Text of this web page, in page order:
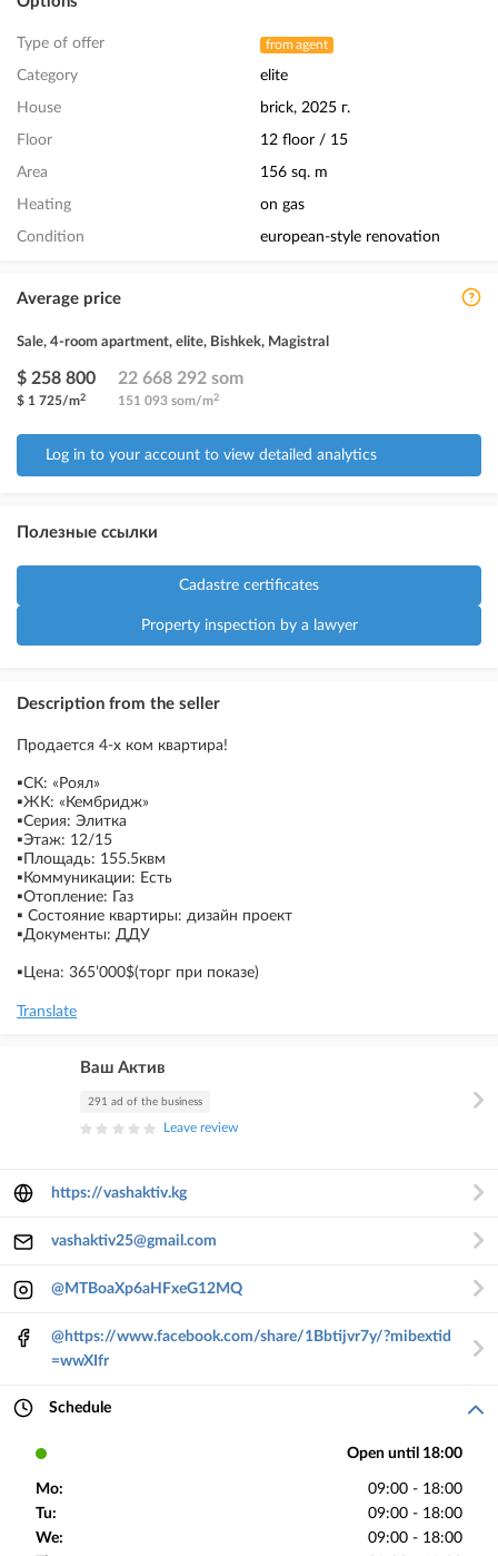
Type of offer from agent
Category elite
House brick, 2025 г.
Floor 12 floor / 15
Area 156 sq. m
Heating on gas
Condition european-style renovation
Average price
Sale, 4-room apartment, elite, Bishkek, Magistral
$ 258 800
$ 1 725/m2
22 668 292 som
151 093 som/m2
Log in to your account to view detailed analytics
Полезные ссылки
Cadastre certificates
Property inspection by a lawyer
Description from the seller
Продается 4-х ком квартира!
▪️СК: «Роял»
▪️ЖК: «Кембридж»
▪️Серия: Элитка
▪️Этаж: 12/15
▪️Площадь: 155.5квм
▪️Коммуникации: Есть
▪️Отопление: Газ
▪️ Состояние квартиры: дизайн проект
▪️Документы: ДДУ
▪️Цена: 365’000$(торг при показе)
Translate
Ваш Актив
291 ad of the business
Leave review
https://vashaktiv.kg
vashaktiv25@gmail.com
@MTBoaXp6aHFxeG12MQ
@https://www.facebook.com/share/1Bbtijvr7y/?mibextid
=wwXIfr
Schedule
Open until 18:00
Mo:
09:00 - 18:00
Tu:
09:00 - 18:00
We:
09:00 - 18:00